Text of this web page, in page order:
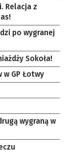
Relacja z
po wygranej
Sokoła!
GP Łotwy
wygraną w